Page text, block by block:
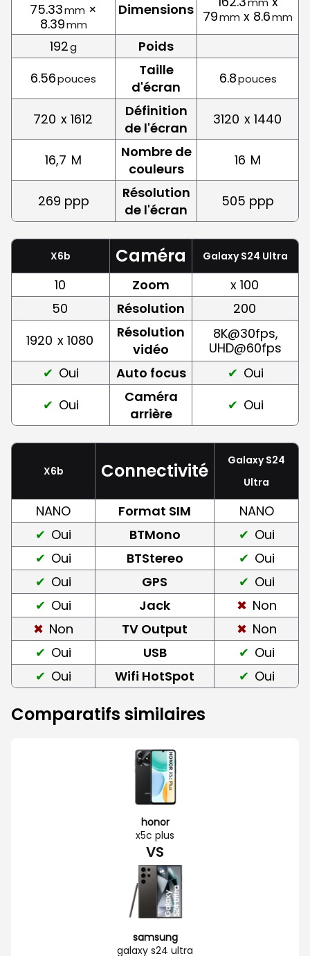
75.33mm ×
8.39mm
Dimensions 79mm x 8.6mm
192g
Poids
6.56pouces
Taille
d'écran
6.8pouces
720 x 1612
Définition
de l'écran
3120 x 1440
16,7 M
Nombre de
couleurs
16 M
269 ppp
Résolution
de l'écran
505 ppp
X6b Caméra Galaxy S24 Ultra
10 Zoom
x 100
50
Résolution
200
1920 x 1080
Résolution
vidéo
8K@30fps,
UHD@60fps
Oui
Auto focus
Oui
Oui
Caméra
arrière
Oui
X6b Connectivité
Galaxy S24
Ultra
NANO Format SIM
NANO
Oui
BTMono
Oui
Oui
BTStereo
Oui
Oui
GPS
Oui
Oui
Jack
Non
Non
TV Output
Non
Oui
USB
Oui
Oui
Wifi HotSpot Oui
Comparatifs similaires
honor
x5c plus
VS
samsung
galaxy s24 ultra